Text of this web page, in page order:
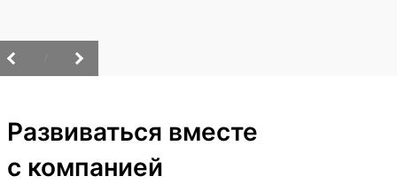
Развиваться вместе
с компанией